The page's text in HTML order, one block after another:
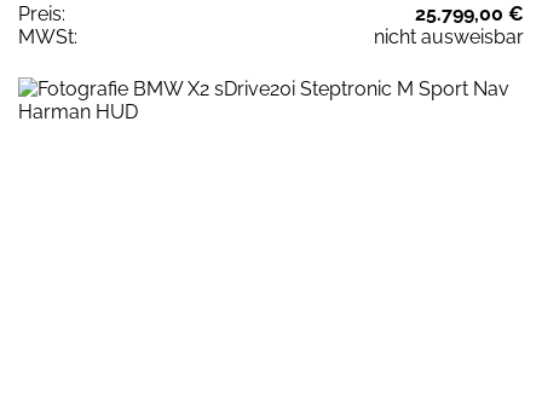
Preis:
25.799,00 €
MWSt:
nicht ausweisbar